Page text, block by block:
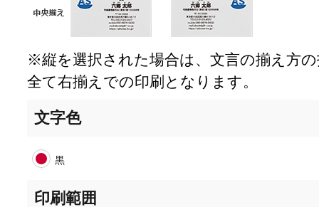
※縦を選択された場合は、文言の揃え方
全て右揃えでの印刷となります。
文字色
黒
印刷範囲